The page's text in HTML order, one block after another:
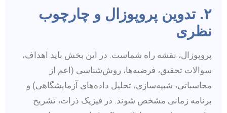
۲. تدوین پروپوزال و چارچوب
نظری
پروپوزال، نقشه راه شماست. در این بخش باید اهداف،
سوالات تحقیق، فرضیه‌ها، روش‌شناسی (اعم از
محاسباتی، شبیه‌سازی، تحلیل داده‌های آزمایشگاهی) و
برنامه زمانی مشخص شوند. در فیزیک ذرات، تشریح